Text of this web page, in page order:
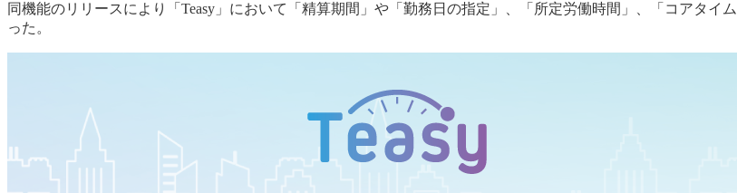
同機能のリリースにより「Teasy」において「精算期間」や「勤務日の指定」、「所定労働時間」、「コアタ
った。